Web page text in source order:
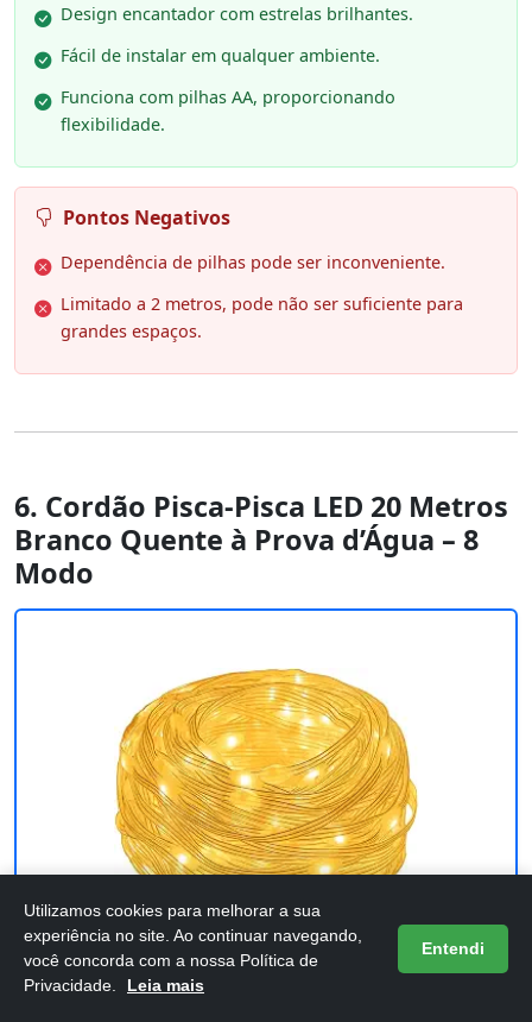
Design encantador com estrelas brilhantes.
Fácil de instalar em qualquer ambiente.
Funciona com pilhas AA, proporcionando
flexibilidade.
Pontos Negativos
Dependência de pilhas pode ser inconveniente.
Limitado a 2 metros, pode não ser suficiente para
grandes espaços.
6. Cordão Pisca-Pisca LED 20 Metros
Branco Quente à Prova d’Água – 8
Modo
Utilizamos cookies para melhorar a sua
experiência no site. Ao continuar navegando,
você concorda com a nossa Política de
Privacidade.
Leia mais
Entendi